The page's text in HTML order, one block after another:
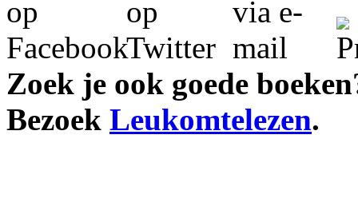
Zoek je ook goede
Bezoek Leukomtelezen.